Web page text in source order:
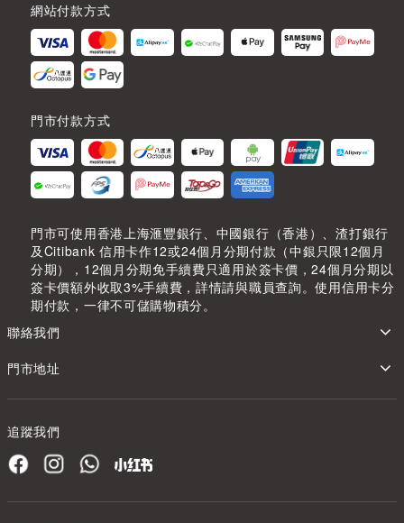
網站付款方式
門市付款方式
門市可使用香港上海滙豐銀行、中國銀行（香港）、渣打銀行
及Citibank 信用卡作12或24個月分期付款（中銀只限12個月
分期），12個月分期免手續費只適用於簽卡價，24個月分期以
簽卡價額外收取3%手續費，詳情請與職員查詢。使用信用卡分
期付款，一律不可儲購物積分。
聯絡我們
門市地址
追蹤我們